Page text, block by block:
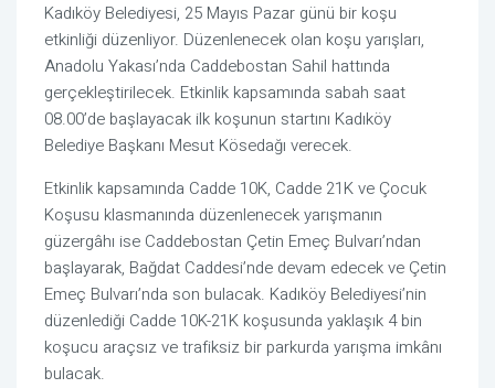
Kadıköy Belediyesi, 25 Mayıs Pazar günü bir koşu
etkinliği düzenliyor. Düzenlenecek olan koşu yarışları,
Anadolu Yakası’nda Caddebostan Sahil hattında
gerçekleştirilecek. Etkinlik kapsamında sabah saat
08.00’de başlayacak ilk koşunun startını Kadıköy
Belediye Başkanı Mesut Kösedağı verecek.
Etkinlik kapsamında Cadde 10K, Cadde 21K ve Çocuk
Koşusu klasmanında düzenlenecek yarışmanın
güzergâhı ise Caddebostan Çetin Emeç Bulvarı’ndan
başlayarak, Bağdat Caddesi’nde devam edecek ve Çetin
Emeç Bulvarı’nda son bulacak. Kadıköy Belediyesi’nin
düzenlediği Cadde 10K-21K koşusunda yaklaşık 4 bin
koşucu araçsız ve trafiksiz bir parkurda yarışma imkânı
bulacak.